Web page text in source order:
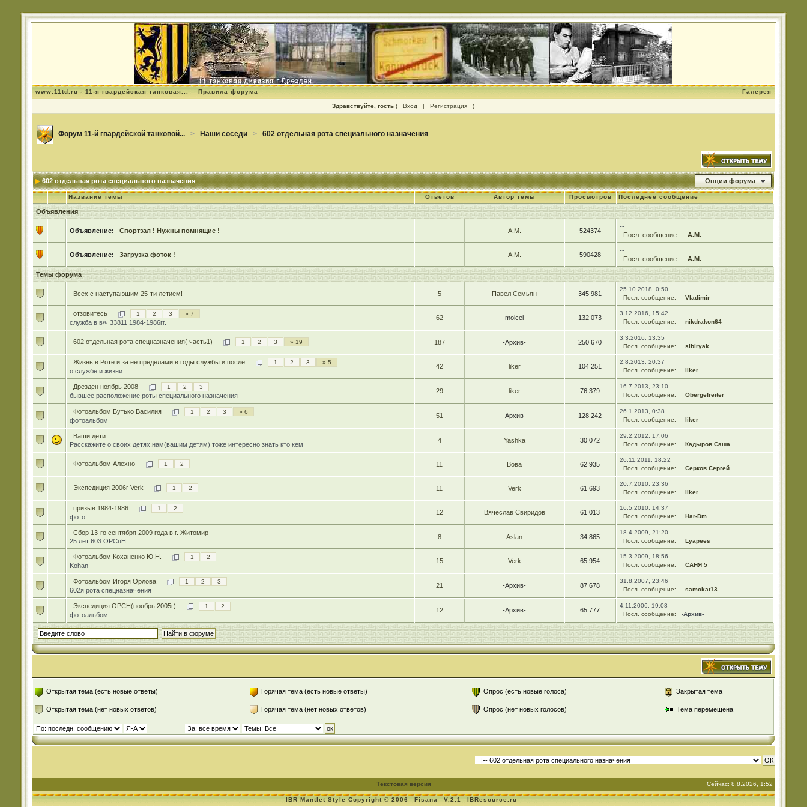
www.11td.ru - 11-я гвардейская танковая... Правила форума Галерея
Здравствуйте, гость ( Вход | Регистрация )
Форум 11-й гвардейской танковой... > Наши соседи > 602 отдельная рота специального назначения
602 отдельная рота специального назначения Опции форума
Название темы Ответов Автор темы Просмотров Последнее сообщение
Объявления
Объявление: Спортзал ! Нужны помнящие ! - А.М. 524374
--
Посл. сообщение:
А.М.
Объявление: Загрузка фоток ! - А.М. 590428
--
Посл. сообщение:
А.М.
Темы форума
Всех с наступаюшим 25-ти летием! 5 Павел Семьян 345 981
25.10.2018, 0:50
Посл. сообщение:
Vladimir
отзовитесь 1 2 3 » 7
служба в в/ч 33811 1984-1986гг.
62 -moicei- 132 073
3.12.2016, 15:42
Посл. сообщение:
nikdrakon64
602 отдельная рота спецназначения( часть1) 1 2 3 » 19 187 -Архив- 250 670
3.3.2016, 13:35
Посл. сообщение:
sibiryak
Жизнь в Роте и за её пределами в годы службы и после 1 2 3 » 5
о службе и жизни
42 liker 104 251
2.8.2013, 20:37
Посл. сообщение:
liker
Дрезден ноябрь 2008 1 2 3
бывшее расположение роты специального назначения
29 liker 76 379
16.7.2013, 23:10
Посл. сообщение:
Obergefreiter
Фотоальбом Бутько Василия 1 2 3 » 6
фотоальбом
51 -Архив- 128 242
26.1.2013, 0:38
Посл. сообщение:
liker
Ваши дети
Расскажите о своих детях,нам(вашим детям) тоже интересно знать кто кем
4 Yashka 30 072
29.2.2012, 17:06
Посл. сообщение:
Кадыров Саша
Фотоальбом Алехно 1 2 11 Вова 62 935
26.11.2011, 18:22
Посл. сообщение:
Серков Сергей
Экспедиция 2006г Verk 1 2 11 Verk 61 693
20.7.2010, 23:36
Посл. сообщение:
liker
призыв 1984-1986 1 2
фото
12 Вячеслав Свиридов 61 013
16.5.2010, 14:37
Посл. сообщение:
Har-Dm
Сбор 13-го сентября 2009 года в г. Житомир
25 лет 603 ОРСпН
8 Aslan 34 865
18.4.2009, 21:20
Посл. сообщение:
Lyapees
Фотоальбом Коханенко Ю.Н. 1 2
Kohan
15 Verk 65 954
15.3.2009, 18:56
Посл. сообщение:
САНЯ 5
Фотоальбом Игоря Орлова 1 2 3
602я рота спецназначения
21 -Архив- 87 678
31.8.2007, 23:46
Посл. сообщение:
samokat13
Экспедиция ОРСН(ноябрь 2005г) 1 2
фотоальбом
12 -Архив- 65 777
4.11.2006, 19:08
Посл. сообщение:
-Архив-
Открытая тема (есть новые ответы)
Открытая тема (нет новых ответов)
Горячая тема (есть новые ответы)
Горячая тема (нет новых ответов)
Опрос (есть новые голоса)
Опрос (нет новых голосов)
Закрытая тема
Тема перемещена
Текстовая версия Сейчас: 8.8.2026, 1:52
IBR Mantlet Style Copyright © 2006 Fisana V.2.1 IBResource.ru